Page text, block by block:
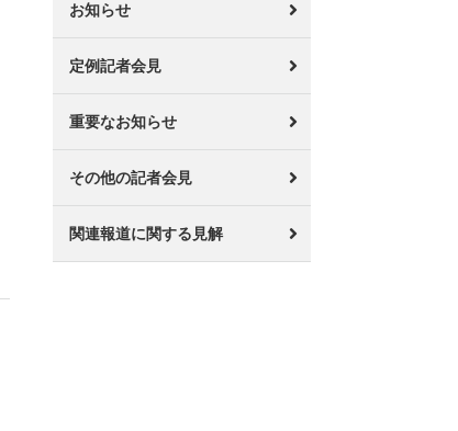
お知らせ
定例記者会見
重要なお知らせ
その他の記者会見
関連報道に関する見解